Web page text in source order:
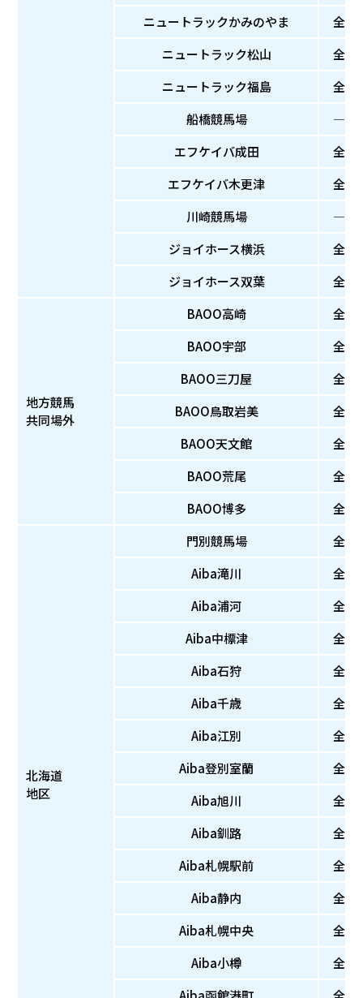
ニュートラックかみのやま
全
ニュートラック松山
全
ニュートラック福島
全
船橋競馬場
―
エフケイバ成田
全
エフケイバ木更津
全
川崎競馬場
―
ジョイホース横浜
全
ジョイホース双葉
全
地方競馬
共同場外
BAOO高崎
全
BAOO宇部
全
BAOO三刀屋
全
BAOO鳥取岩美
全
BAOO天文館
全
BAOO荒尾
全
BAOO博多
全
北海道
地区
門別競馬場
全
Aiba滝川
全
Aiba浦河
全
Aiba中標津
全
Aiba石狩
全
Aiba千歳
全
Aiba江別
全
Aiba登別室蘭
全
Aiba旭川
全
Aiba釧路
全
Aiba札幌駅前
全
Aiba静内
全
Aiba札幌中央
全
Aiba小樽
全